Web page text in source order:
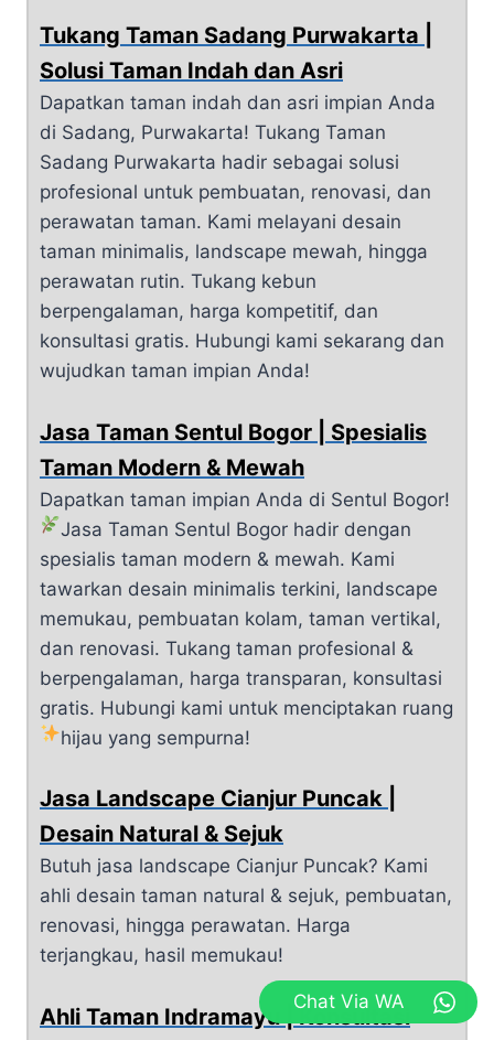
Tukang Taman Sadang Purwakarta |
Solusi Taman Indah dan Asri
Dapatkan taman indah dan asri impian Anda
di Sadang, Purwakarta! Tukang Taman
Sadang Purwakarta hadir sebagai solusi
profesional untuk pembuatan, renovasi, dan
perawatan taman. Kami melayani desain
taman minimalis, landscape mewah, hingga
perawatan rutin. Tukang kebun
berpengalaman, harga kompetitif, dan
konsultasi gratis. Hubungi kami sekarang dan
wujudkan taman impian Anda!
Jasa Taman Sentul Bogor | Spesialis
Taman Modern & Mewah
Dapatkan taman impian Anda di Sentul Bogor!
Jasa Taman Sentul Bogor hadir dengan
spesialis taman modern & mewah. Kami
tawarkan desain minimalis terkini, landscape
memukau, pembuatan kolam, taman vertikal,
dan renovasi. Tukang taman profesional &
berpengalaman, harga transparan, konsultasi
gratis. Hubungi kami untuk menciptakan ruang
hijau yang sempurna!
Jasa Landscape Cianjur Puncak |
Desain Natural & Sejuk
Butuh jasa landscape Cianjur Puncak? Kami
ahli desain taman natural & sejuk, pembuatan,
renovasi, hingga perawatan. Harga
terjangkau, hasil memukau!
Ahli Taman Indramayu | Konsultasi
Chat Via WA